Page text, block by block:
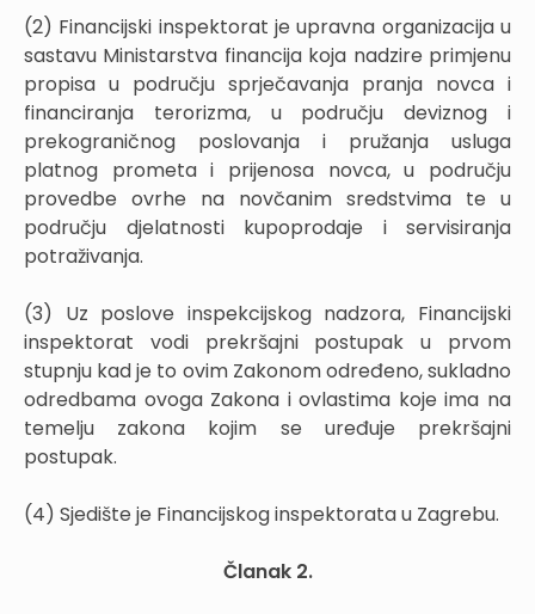
(2) Financijski inspektorat je upravna organizacija u
sastavu Ministarstva financija koja nadzire primjenu
propisa u području sprječavanja pranja novca i
financiranja terorizma, u području deviznog i
prekograničnog poslovanja i pružanja usluga
platnog prometa i prijenosa novca, u području
provedbe ovrhe na novčanim sredstvima te u
području djelatnosti kupoprodaje i servisiranja
potraživanja.
(3) Uz poslove inspekcijskog nadzora, Financijski
inspektorat vodi prekršajni postupak u prvom
stupnju kad je to ovim Zakonom određeno, sukladno
odredbama ovoga Zakona i ovlastima koje ima na
temelju zakona kojim se uređuje prekršajni
postupak.
(4) Sjedište je Financijskog inspektorata u Zagrebu.
Članak 2.